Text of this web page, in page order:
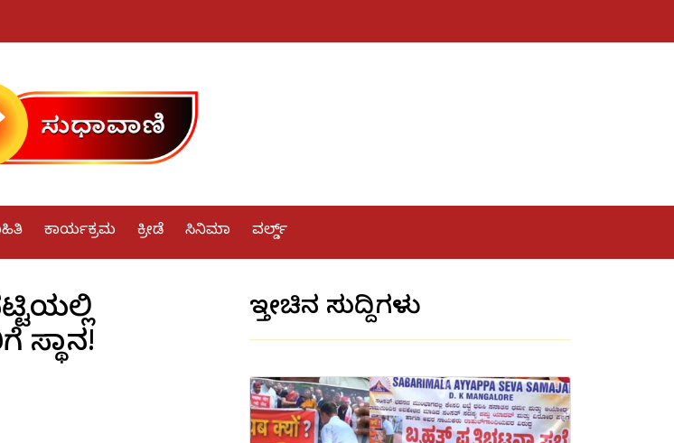
ಕಾರ್ಯಕ್ರಮ ಕ್ರೀಡೆ ಸಿನಿಮಾ ವರ್ಲ್ಡ್
ಸ್ಥಾನ!
ಇತ್ತೀಚಿನ ಸುದ್ದಿಗಳು